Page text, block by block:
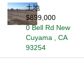
土地
$899,000
0 Bell Rd New
Cuyama , CA
93254